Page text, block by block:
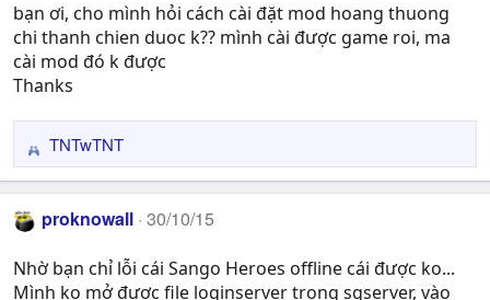
bạn ơi, cho mình hỏi cách cài đặt mod hoang thuong
chi thanh chien duoc k?? mình cài được game roi, ma
cài mod đó k được
Thanks
R
e
a
c
i
o
TNTwTNT
proknowall 30/10/15
Nhờ bạn chỉ lỗi cái Sango Heroes offline cái được ko...
Mình ko mở được file loginserver trong sgserver, vào